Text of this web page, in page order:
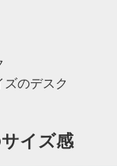
ズのデスク
イズ感